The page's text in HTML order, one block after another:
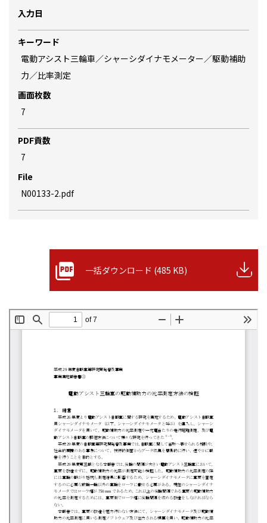
入力日
キーワード
電動アシスト三輪車／シャーシダイナモメーター／駆動補助
力／比率測定
画面枚数
7
PDF貢数
7
File
N00133-2.pdf
一括ダウンロード (485 KB)